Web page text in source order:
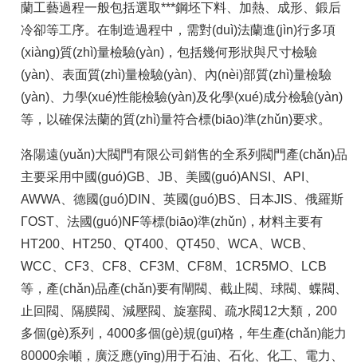
蘭工藝過程一般包括選取***鋼坯下料、加熱、成形、鍛后
冷卻等工序。在制造過程中，需對(duì)法蘭進(jìn)行多項
(xiàng)質(zhì)量檢驗(yàn)，包括幾何形狀與尺寸檢驗
(yàn)、表面質(zhì)量檢驗(yàn)、內(nèi)部質(zhì)量檢驗
(yàn)、力學(xué)性能檢驗(yàn)及化學(xué)成分檢驗(yàn)
等，以確保法蘭的質(zhì)量符合標(biāo)準(zhǔn)要求。
洛陽遠(yuǎn)大閥門有限公司銷售的全系列閥門產(chǎn)品
主要采用中國(guó)GB、JB、美國(guó)ANSI、API、
AWWA、德國(guó)DIN、英國(guó)BS、日本JIS、俄羅斯
ГOST、法國(guó)NF等標(biāo)準(zhǔn)，材料主要有
HT200、HT250、QT400、QT450、WCA、WCB、
WCC、CF3、CF8、CF3M、CF8M、1CR5MO、LCB
等，產(chǎn)品產(chǎn)要有閘閥、截止閥、球閥、蝶閥、
止回閥、隔膜閥、減壓閥、旋塞閥、疏水閥12大類，200
多個(gè)系列，4000多個(gè)規(guī)格，年生產(chǎn)能力
80000余噸，廣泛應(yīng)用于石油、石化、化工、電力、